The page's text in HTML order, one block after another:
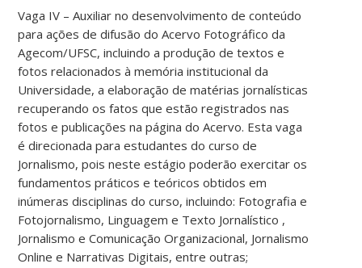
Vaga IV – Auxiliar no desenvolvimento de conteúdo
para ações de difusão do Acervo Fotográfico da
Agecom/UFSC, incluindo a produção de textos e
fotos relacionados à memória institucional da
Universidade, a elaboração de matérias jornalísticas
recuperando os fatos que estão registrados nas
fotos e publicações na página do Acervo. Esta vaga
é direcionada para estudantes do curso de
Jornalismo, pois neste estágio poderão exercitar os
fundamentos práticos e teóricos obtidos em
inúmeras disciplinas do curso, incluindo: Fotografia e
Fotojornalismo, Linguagem e Texto Jornalístico ,
Jornalismo e Comunicação Organizacional, Jornalismo
Online e Narrativas Digitais, entre outras;